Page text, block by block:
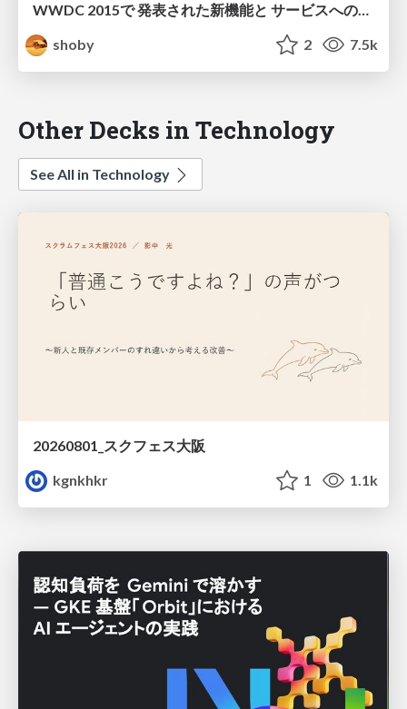
WWDC 2015で 発表された新機能と サービスへの活かし方
shoby
2 7.5k
Other Decks in Technology
See All in Technology
20260801_スクフェス大阪
kgnkhkr
1 1.1k